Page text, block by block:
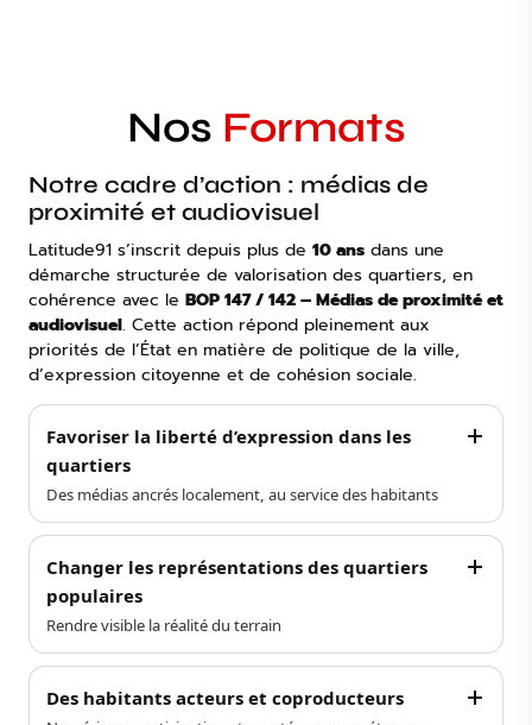
Nos Formats
Notre cadre d’action : médias de
proximité et audiovisuel
Latitude91 s’inscrit depuis plus de 10 ans dans une
démarche structurée de valorisation des quartiers, en
cohérence avec le BOP 147 / 142 – Médias de proximité et
audiovisuel. Cette action répond pleinement aux
priorités de l’État en matière de politique de la ville,
d’expression citoyenne et de cohésion sociale.
Favoriser la liberté d’expression dans les
quartiers
Des médias ancrés localement, au service des habitants
Changer les représentations des quartiers
populaires
Rendre visible la réalité du terrain
Des habitants acteurs et coproducteurs